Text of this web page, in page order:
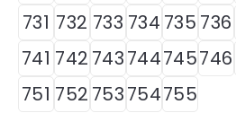
731 732 733 734 735 736
741 742 743744745746
751 752 753754755